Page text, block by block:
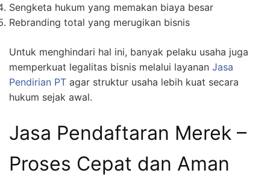
Sengketa hukum yang memakan biaya besar
Rebranding total yang merugikan bisnis
Untuk menghindari hal ini, banyak pelaku usaha juga
memperkuat legalitas bisnis melalui layanan Jasa
Pendirian PT agar struktur usaha lebih kuat secara
hukum sejak awal.
Jasa Pendaftaran Merek –
Proses Cepat dan Aman